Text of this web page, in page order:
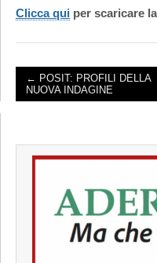
Clicca qui per scaricare
POST NAVIGATION
← POSIT: PROFILI DELLA
NUOVA INDAGINE